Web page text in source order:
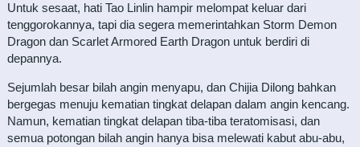
Untuk sesaat, hati Tao Linlin hampir melompat keluar dari
tenggorokannya, tapi dia segera memerintahkan Storm Demon
Dragon dan Scarlet Armored Earth Dragon untuk berdiri di
depannya.
Sejumlah besar bilah angin menyapu, dan Chijia Dilong bahkan
bergegas menuju kematian tingkat delapan dalam angin kencang.
Namun, kematian tingkat delapan tiba-tiba teratomisasi, dan
semua potongan bilah angin hanya bisa melewati kabut abu-abu,